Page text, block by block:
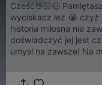
Cześć👋🏻😃
wyciskacz łez 😭
historia miłosna nie
doświadczyć jej jest
umysł na zawsze! Na moim kanale R&W Marke Things Happen
na YT oraz tutaj